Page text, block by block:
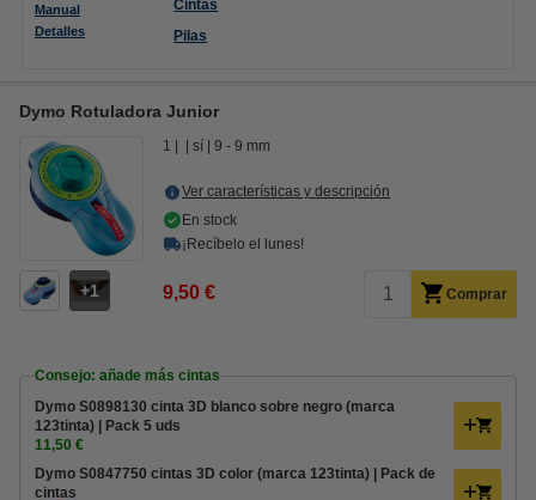
Manual
Detalles
Cintas
Pilas
Dymo Rotuladora Junior
1
1 sí 9 - 9 mm
Ver características y descripción
En stock
¡Recíbelo el lunes!
9,50 € Comprar
Consejo: añade más cintas
Dymo S0898130 cinta 3D blanco sobre negro (marca
123tinta) | Pack 5 uds
11,50 €
Dymo S0847750 cintas 3D color (marca 123tinta) | Pack de
cintas